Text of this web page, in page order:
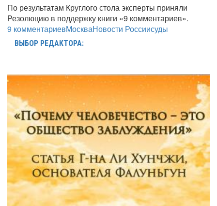
По результатам Круглого стола эксперты приняли
Резолюцию в поддержку книги «9 комментариев».
9 комментариевМоскваНовости Россиисуды
ВЫБОР РЕДАКТОРА: